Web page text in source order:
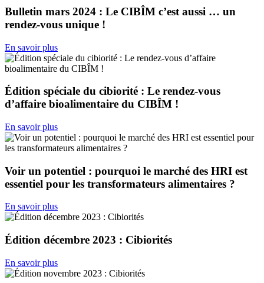
Bulletin mars 2024 : Le CIBÎM c’est aussi … un
rendez-vous unique !
En savoir plus
Édition spéciale du cibiorité : Le rendez-vous
d’affaire bioalimentaire du CIBÎM !
En savoir plus
Voir un potentiel : pourquoi le marché des HRI est
essentiel pour les transformateurs alimentaires ?
En savoir plus
Édition décembre 2023 : Cibiorités
En savoir plus